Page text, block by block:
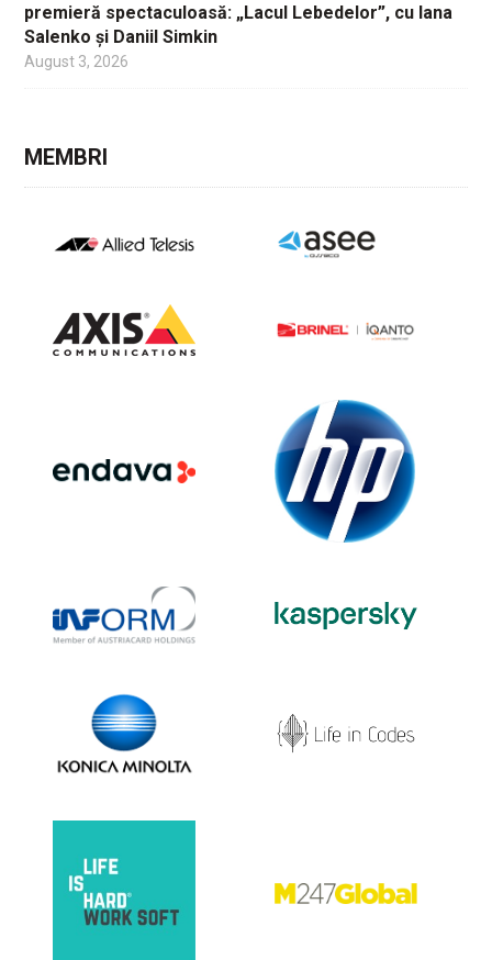
premieră spectaculoasă: „Lacul Lebedelor”, cu Iana
Salenko și Daniil Simkin
August 3, 2026
MEMBRI